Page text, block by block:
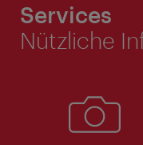
Services
Nützliche